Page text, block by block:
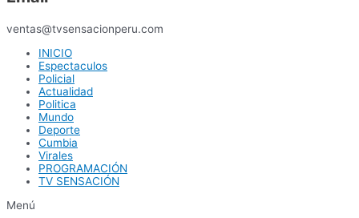
ventas@tvsensacionperu.com
INICIO
Espectaculos
Policial
Actualidad
Politica
Mundo
Deporte
Cumbia
Virales
PROGRAMACIÓN
TV SENSACIÓN
Menú